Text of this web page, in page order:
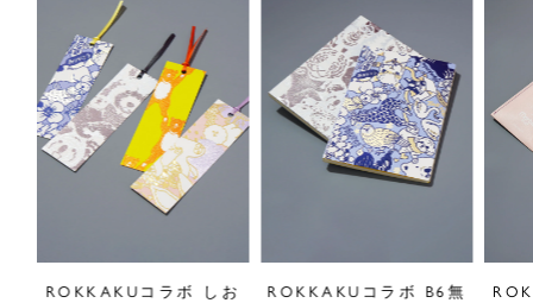
ROKKAKUコラボ しお
ROKKAKUコラボ B6無